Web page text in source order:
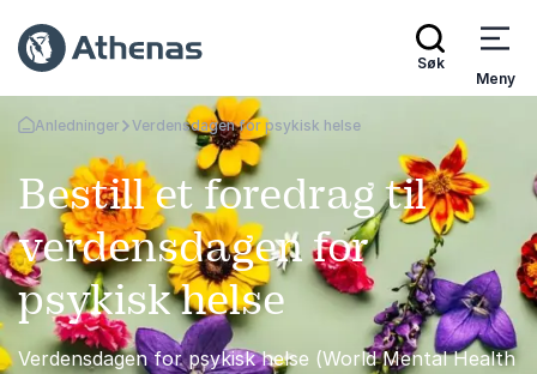
Søk
Meny
Gå tilbake til startsiden
Anledninger Verdensdagen for psykisk helse
Bestill et foredrag til
verdensdagen for
psykisk helse
Verdensdagen for psykisk helse (World Mental Health